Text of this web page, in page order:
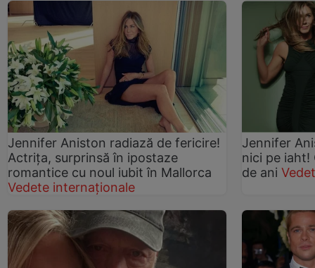
Jennifer Aniston radiază de fericire!
Actrița, surprinsă în ipostaze
romantice cu noul iubit în Mallorca
Vedete internaționale
Jennifer
nici pe iaht!
de ani